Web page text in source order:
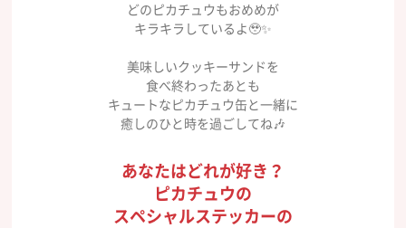
どのピカチュウもおめめが
キラキラしているよ🥹✨
美味しいクッキーサンドを
食べ終わったあとも
キュートなピカチュウ缶と一緒に
癒しのひと時を過ごしてね🎶
あなたはどれが好き？
ピカチュウの
スペシャルステッカーの